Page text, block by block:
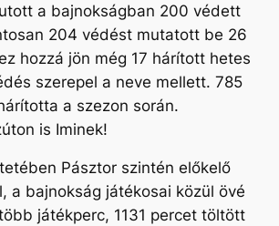
a bajnokságban 200 védett
204 védést mutatott be 26
hozzá jön még 17 hárított hetes
szerepel a neve mellett. 785
a szezon során.
is Iminek!
Pásztor szintén előkelő
a bajnokság játékosai közül övé
játékperc, 1131 percet töltött